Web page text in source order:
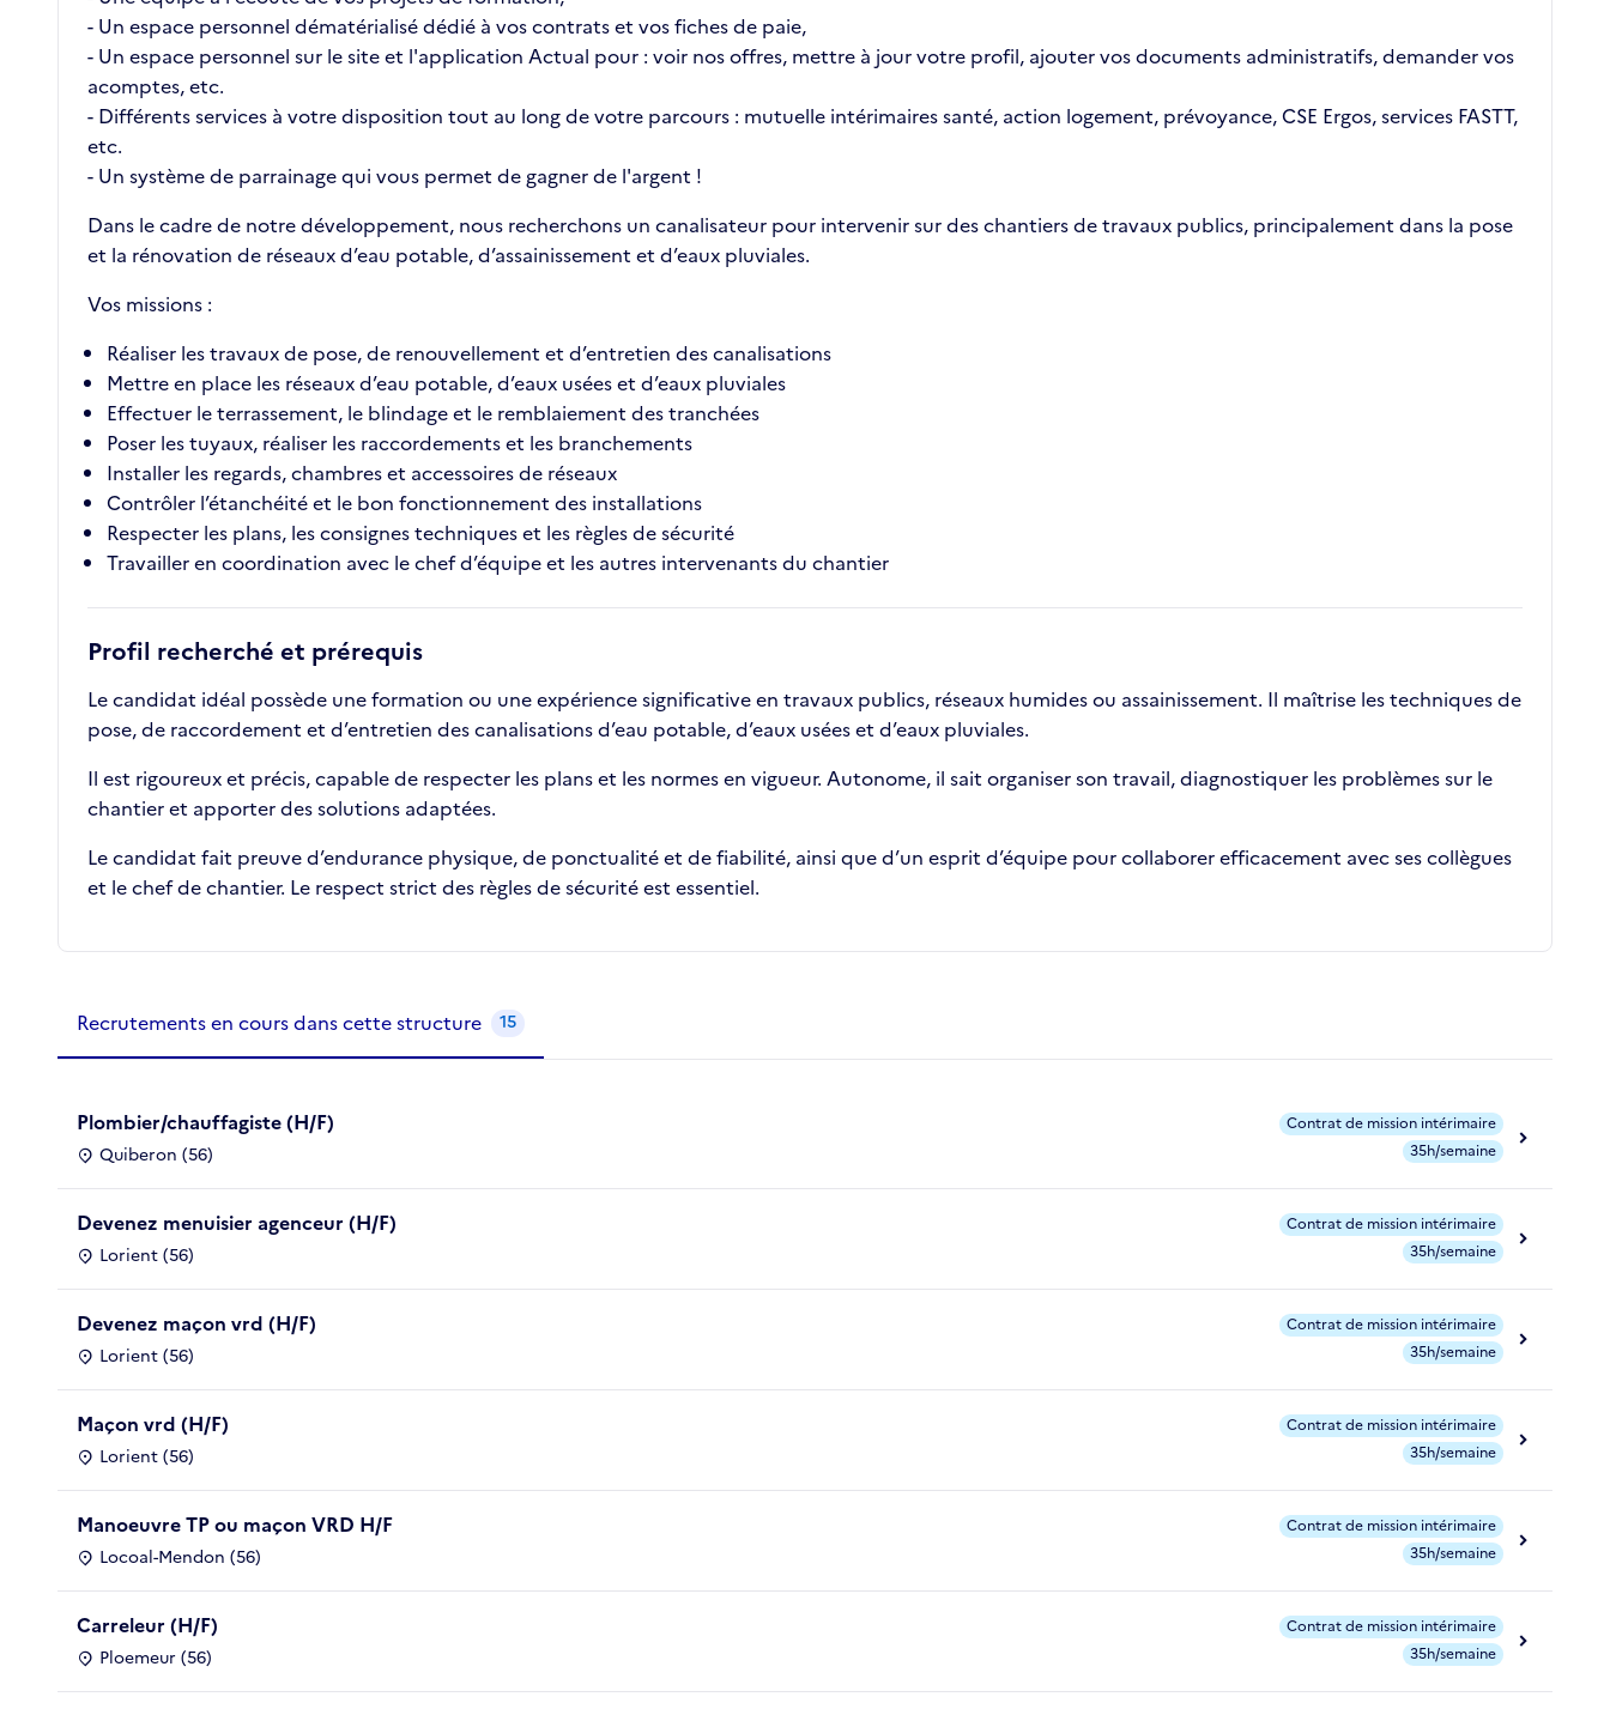
- Un espace personnel dématérialisé dédié à vos contrats et vos fiches de paie,
- Un espace personnel sur le site et l'application Actual pour : voir nos offres, mettre à jour votre profil, ajouter vos documents administratifs, demander vos
acomptes, etc.
- Différents services à votre disposition tout au long de votre parcours : mutuelle intérimaires santé, action logement, prévoyance, CSE Ergos, services FASTT,
etc.
- Un système de parrainage qui vous permet de gagner de l'argent !
Dans le cadre de notre développement, nous recherchons un canalisateur pour intervenir sur des chantiers de travaux publics, principalement dans la pose
et la rénovation de réseaux d’eau potable, d’assainissement et d’eaux pluviales.
Vos missions :
Réaliser les travaux de pose, de renouvellement et d’entretien des canalisations
Mettre en place les réseaux d’eau potable, d’eaux usées et d’eaux pluviales
Effectuer le terrassement, le blindage et le remblaiement des tranchées
Poser les tuyaux, réaliser les raccordements et les branchements
Installer les regards, chambres et accessoires de réseaux
Contrôler l’étanchéité et le bon fonctionnement des installations
Respecter les plans, les consignes techniques et les règles de sécurité
Travailler en coordination avec le chef d’équipe et les autres intervenants du chantier
Profil recherché et prérequis
Le candidat idéal possède une formation ou une expérience significative en travaux publics, réseaux humides ou assainissement. Il maîtrise les techniques de
pose, de raccordement et d’entretien des canalisations d’eau potable, d’eaux usées et d’eaux pluviales.
Il est rigoureux et précis, capable de respecter les plans et les normes en vigueur. Autonome, il sait organiser son travail, diagnostiquer les problèmes sur le
chantier et apporter des solutions adaptées.
Le candidat fait preuve d’endurance physique, de ponctualité et de fiabilité, ainsi que d’un esprit d’équipe pour collaborer efficacement avec ses collègues
et le chef de chantier. Le respect strict des règles de sécurité est essentiel.
Recrutements de la structure
Recrutements en cours dans cette structure 15
Plombier/chauffagiste (H/F)
Quiberon (56)
Contrat de mission intérimaire
35h/semaine
Devenez menuisier agenceur (H/F)
Lorient (56)
Contrat de mission intérimaire
35h/semaine
Devenez maçon vrd (H/F)
Lorient (56)
Contrat de mission intérimaire
35h/semaine
Maçon vrd (H/F)
Lorient (56)
Contrat de mission intérimaire
35h/semaine
Manoeuvre TP ou maçon VRD H/F
Locoal-Mendon (56)
Contrat de mission intérimaire
35h/semaine
Carreleur (H/F)
Ploemeur (56)
Contrat de mission intérimaire
35h/semaine